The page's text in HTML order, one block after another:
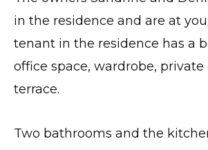
in the residence and are at
tenant in the residence has a
office space, wardrobe, private
terrace.
Two bathrooms and the